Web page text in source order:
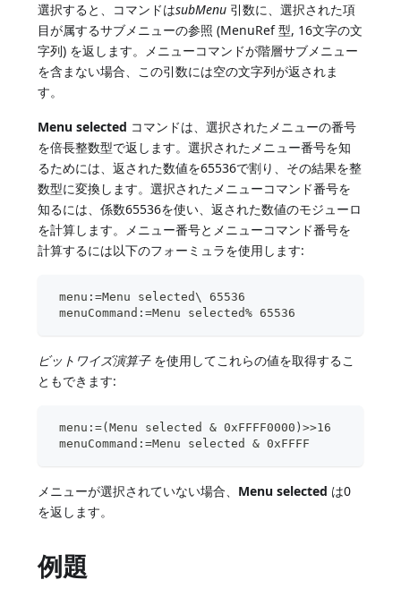
選択すると、コマンドはsubMenu 引数に、選択された項
目が属するサブメニューの参照 (MenuRef 型, 16文字の文
字列) を返します。メニューコマンドが階層サブメニュー
を含まない場合、この引数には空の文字列が返されま
す。
Menu selected コマンドは、選択されたメニューの番号
を倍長整数型で返します。選択されたメニュー番号を知
るためには、返された数値を65536で割り、その結果を整
数型に変換します。選択されたメニューコマンド番号を
知るには、係数65536を使い、返された数値のモジューロ
を計算します。メニュー番号とメニューコマンド番号を
計算するには以下のフォーミュラを使用します:
menu:=Menu selected\ 65536
menuCommand:=Menu selected% 65536
ビットワイズ演算子を使用してこれらの値を取得するこ
ともできます:
menu:=(Menu selected & 0xFFFF0000)>>16
menuCommand:=Menu selected & 0xFFFF
メニューが選択されていない場合、 Menu selected は0
を返します。
例題